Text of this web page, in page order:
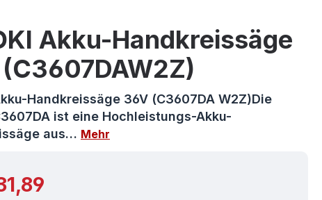
Akku-Handkreissäge
Handkreissäge 36V (C3607DA W2Z)Die
ist eine Hochleistungs-Akku-
aus… Mehr
Preis: